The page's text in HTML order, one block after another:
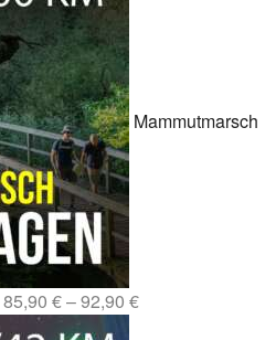
Mammutmarsch
85,90 €–92,90 €